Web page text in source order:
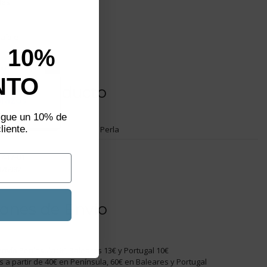
del producto
Perla
01
de Envío
Península 5€, Baleares 13€ y Portugal 10€
a partir de 40€ en Península, 60€ en Baleares y Portugal
not show again.
un
10%
un 10% de